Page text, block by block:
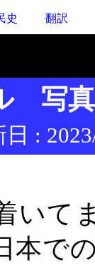
史 翻訳
ル 写
:
いて
本で